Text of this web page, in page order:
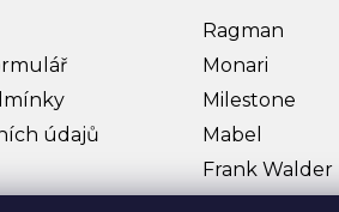
údajů
Ragman
Monari
Milestone
Mabel
Frank Walder